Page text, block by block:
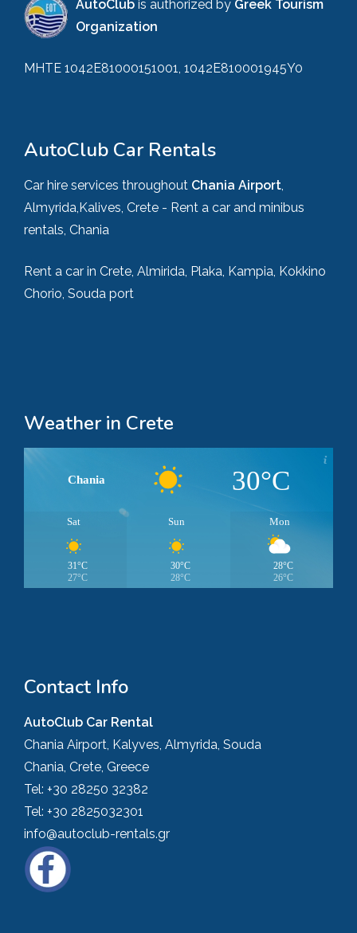
AutoClub is authorized by Greek Tourism
Organization
MHTE 1042E81000151001, 1042E810001945Y0
AutoClub Car Rentals
Car hire services throughout Chania Airport,
Almyrida,Kalives, Crete - Rent a car and minibus
rentals, Chania
Rent a car in Crete, Almirida, Plaka, Kampia, Kokkino
Chorio, Souda port
Weather in Crete
Chania 30°C
Sat
31°C
27°C
Sun
30°C
28°C
Mon
28°C
26°C
Contact Info
AutoClub Car Rental
Chania Airport, Kalyves, Almyrida, Souda
Chania, Crete, Greece
Tel: +30 28250 32382
Tel: +30 2825032301
info@autoclub-rentals.gr